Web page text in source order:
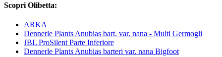
Scopri Olibetta:
ARKA
Dennerle Plants Anubias bart. var. nana - Multi Germogli
JBL ProSilent Parte Inferiore
Dennerle Plants Anubias barteri var. nana Bigfoot